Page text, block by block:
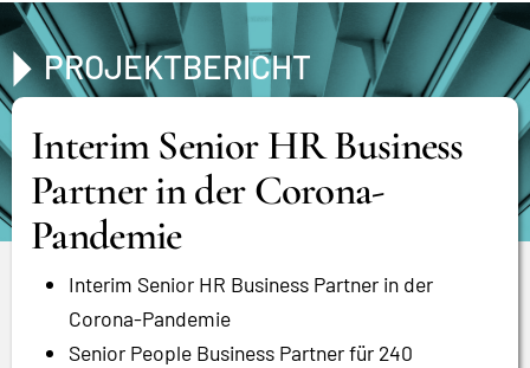
PROJEKTBERICHT
Interim Senior HR Business
Partner in der Corona-
Pandemie
Interim Senior HR Business Partner in der
Corona-Pandemie
Senior People Business Partner für 240